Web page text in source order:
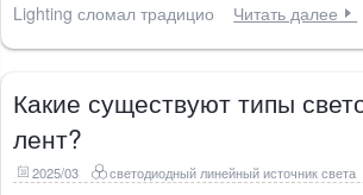
Lighting сломал традицио
Читать далее
Какие существуют типы
лент?
2025/03 светодиодный линейный источник света